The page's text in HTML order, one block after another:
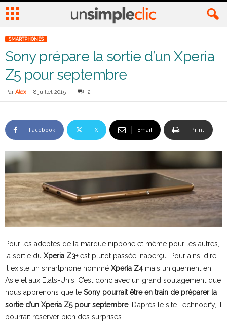
SMARTPHONES
Sony prépare la sortie d’un Xperia
Z5 pour septembre
Par Alex - 8 juillet 2015 2
Facebook X Email Print
Pour les adeptes de la marque nippone et même pour les autres,
la sortie du Xperia Z3+est plutôt passée inaperçu. Pour ainsi dire,
il existe un smartphone nommé Xperia Z4 mais uniquement en
Asie et aux Etats-Unis. C’est donc avec un grand soulagement que
nous apprenons que le Sony pourrait être en train de préparer la
sortie d’un Xperia Z5 pour septembre. D’après le site Technodify, il
pourrait réserver bien des surprises.